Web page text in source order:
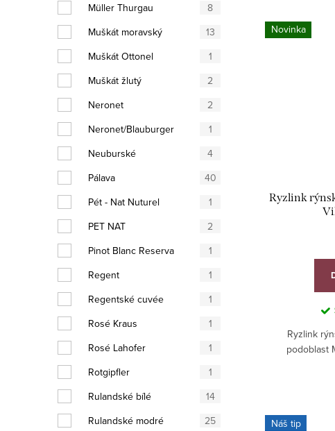
Müller Thurgau
8
Muškát moravský
13
Muškát Ottonel
1
Muškát žlutý
2
Neronet
2
Neronet/Blauburger
1
Neuburské
4
Pálava
40
Pét - Nat Nuturel
1
PET NAT
2
Pinot Blanc Reserva
1
Regent
1
Regentské cuvée
1
Rosé Kraus
1
Rosé Lahofer
1
Rotgipfler
1
Rulandské bílé
14
Rulandské modré
25
Novinka
Ryzlink
Ryzlink
podoblast
Náš tip